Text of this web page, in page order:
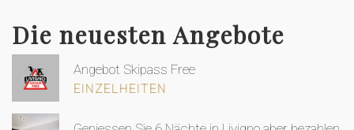
Die neuesten Angebote
Angebot Skipass Free
EINZELHEITEN